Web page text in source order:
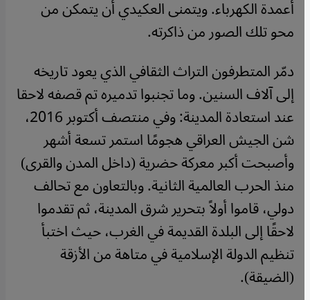
أعمدة الكهرباء. ويتمنى العكيدي أن يتمكن من
محو تلك الصور من ذاكرته.
دمّر المتطرفون التراث الثقافي الذي يعود تاريخه
إلى آلاف السنين. وما تجنبوا تدميره تم قصفه لاحقا
عند استعادة المدينة: وفي منتصف أكتوبر 2016،
شن الجيش العراقي هجومًا استمر تسعة أشهر
وأصبحت أكبر معركة حضرية (داخل المدن والقرى)
منذ الحرب العالمية الثانية. وبالتعاون مع تحالف
دولي، قاموا أولاً بتحرير شرق المدينة، ثم تقدموا
لاحقًا إلى البلدة القديمة في الغرب، حيث اختبأ
تنظيم الدولة الإسلامية في متاهة من الأزقة
(الضيقة).